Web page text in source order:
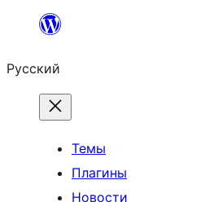
Перейти
содержимому
Русский
Темы
Плагины
Новости